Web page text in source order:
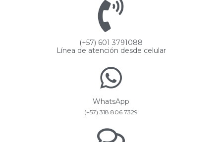
(+57) 601 3791088
Línea de atención desde celular
WhatsApp
(+57) 318 806 7329